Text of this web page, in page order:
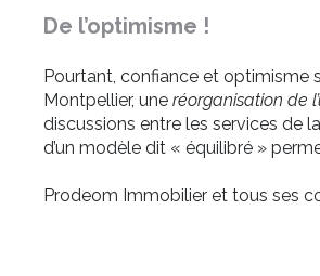
De l’optimisme !
Pourtant, confiance et optimisme
Montpellier, une réorganisation de
discussions entre les services de
d’un modèle dit « équilibré »
Prodeom Immobilier et tous ses